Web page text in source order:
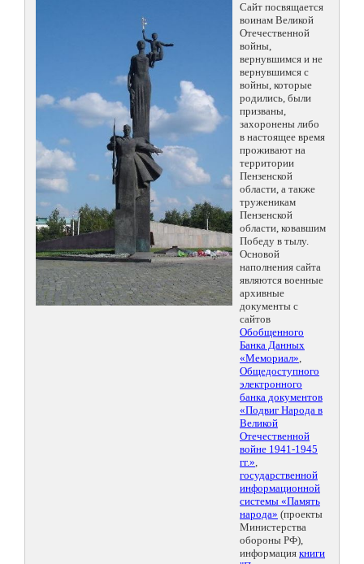
Сайт посвящается
воинам Великой
Отечественной
войны,
вернувшимся и не
вернувшимся с
войны, которые
родились, были
призваны,
захоронены либо
в настоящее время
проживают на
территории
Пензенской
области, а также
труженикам
Пензенской
области, ковавшим
Победу в тылу.
Основой
наполнения сайта
являются военные
архивные
документы с
сайтов
Обобщенного
Банка Данных
«Мемориал»,
Общедоступного
электронного
банка документов
«Подвиг Народа в
Великой
Отечественной
войне 1941-1945
гг.»,
государственной
информационной
системы «Память
народа» (проекты
Министерства
обороны РФ),
информация книги